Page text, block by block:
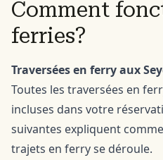
Comment
ferries?
Traversées en ferry aux
Toutes les traversées en
incluses dans votre
suivantes expliquent
trajets en ferry se déroule.